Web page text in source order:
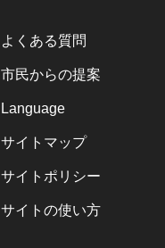
よくある質問
市民からの提案
Language
サイトマップ
サイトポリシー
サイトの使い方